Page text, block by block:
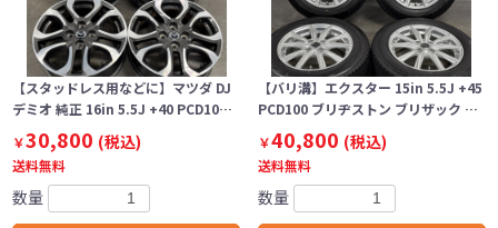
【スタッドレス用などに】マツダ DJ
デミオ 純正 16in 5.5J +40 PCD10…
￥30,800 (税込)
送料無料
数量
【バリ溝】エクスター 15in 5.5J +45
PCD100 ブリヂストン ブリザック …
￥40,800 (税込)
送料無料
数量